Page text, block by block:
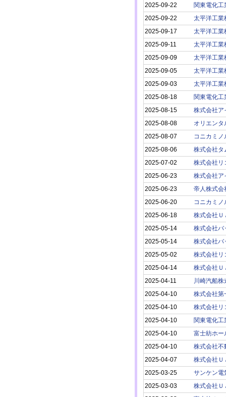
2025-09-22
関東電化工
2025-09-22
太平洋工業
2025-09-17
太平洋工業
2025-09-11
太平洋工業
2025-09-09
太平洋工業
2025-09-05
太平洋工業
2025-09-03
太平洋工業
2025-08-18
関東電化工
2025-08-15
株式会社ア
2025-08-08
オリエンタ
2025-08-07
コニカミ
2025-08-06
株式会社タ
2025-07-02
株式会社リ
2025-06-23
株式会社ア
2025-06-23
帝人株式会
2025-06-20
コニカミ
2025-06-18
株式会社Ｕ
2025-05-14
株式会社バ
2025-05-14
株式会社バ
2025-05-02
株式会社リ
2025-04-14
株式会社Ｕ
2025-04-11
川崎汽船株
2025-04-10
株式会社第
2025-04-10
株式会社リ
2025-04-10
関東電化工
2025-04-10
富士紡ホー
2025-04-10
株式会社不
2025-04-07
株式会社Ｕ
2025-03-25
サンケン電
2025-03-03
株式会社Ｕ